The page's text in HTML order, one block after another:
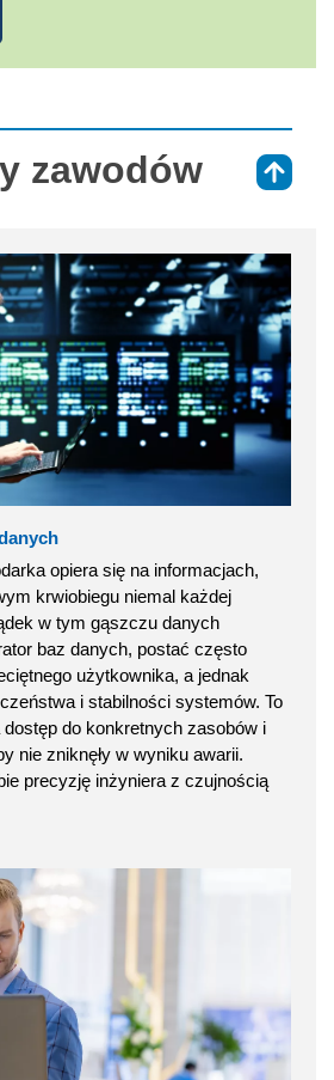
zawodów
opiera się na informacjach,
krwiobiegu niemal każdej
w tym gąszczu danych
baz danych, postać często
użytkownika, a jednak
i stabilności systemów. To
do konkretnych zasobów i
nie zniknęły w wyniku awarii.
precyzję inżyniera z czujnością